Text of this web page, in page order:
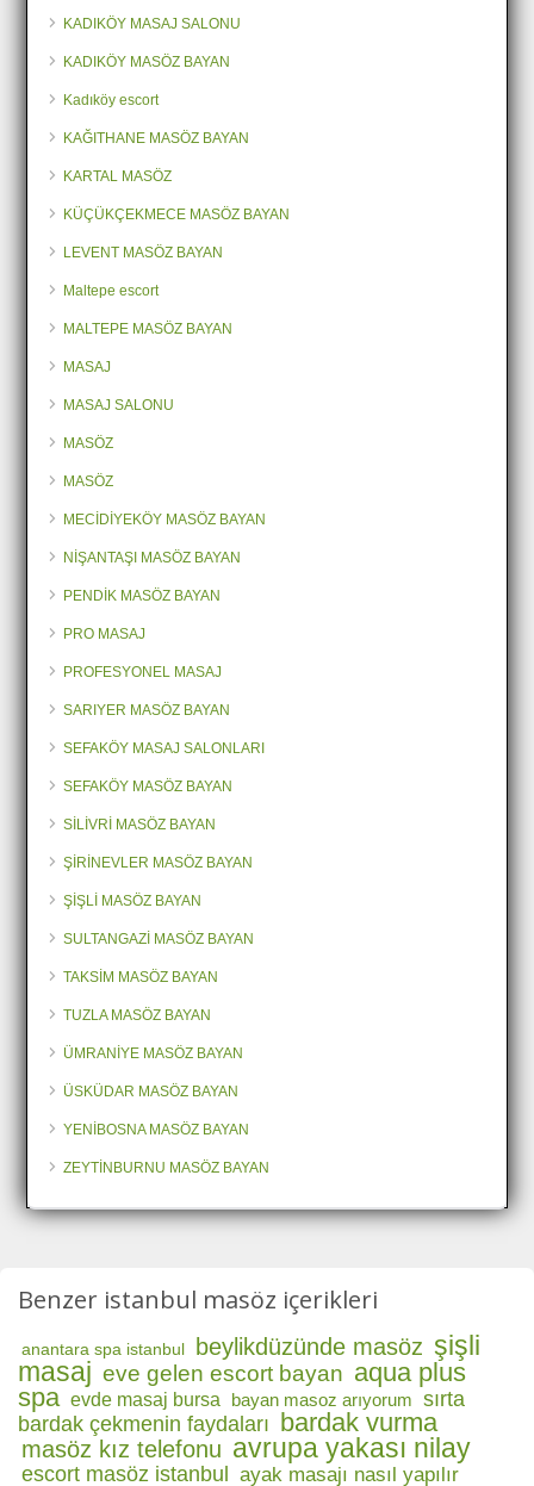
KADIKÖY MASAJ SALONU
KADIKÖY MASÖZ BAYAN
Kadıköy escort
KAĞITHANE MASÖZ BAYAN
KARTAL MASÖZ
KÜÇÜKÇEKMECE MASÖZ BAYAN
LEVENT MASÖZ BAYAN
Maltepe escort
MALTEPE MASÖZ BAYAN
MASAJ
MASAJ SALONU
MASÖZ
MASÖZ
MECİDİYEKÖY MASÖZ BAYAN
NİŞANTAŞI MASÖZ BAYAN
PENDİK MASÖZ BAYAN
PRO MASAJ
PROFESYONEL MASAJ
SARIYER MASÖZ BAYAN
SEFAKÖY MASAJ SALONLARI
SEFAKÖY MASÖZ BAYAN
SİLİVRİ MASÖZ BAYAN
ŞİRİNEVLER MASÖZ BAYAN
ŞİŞLİ MASÖZ BAYAN
SULTANGAZİ MASÖZ BAYAN
TAKSİM MASÖZ BAYAN
TUZLA MASÖZ BAYAN
ÜMRANİYE MASÖZ BAYAN
ÜSKÜDAR MASÖZ BAYAN
YENİBOSNA MASÖZ BAYAN
ZEYTİNBURNU MASÖZ BAYAN
Benzer istanbul masöz içerikleri
anantara spa istanbul beylikdüzünde masöz şişli
masaj eve gelen escort bayan aqua plus
spa evde masaj bursa bayan masoz arıyorum sırta
bardak çekmenin faydaları bardak vurma
masöz kız telefonu avrupa yakası nilay
escort masöz istanbul ayak masajı nasıl yapılır